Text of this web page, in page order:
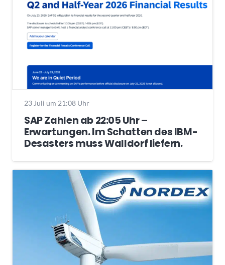
23 Juli um 21:08 Uhr
SAP Zahlen ab 22:05 Uhr –
Erwartungen. Im Schatten des IBM-
Desasters muss Walldorf liefern.